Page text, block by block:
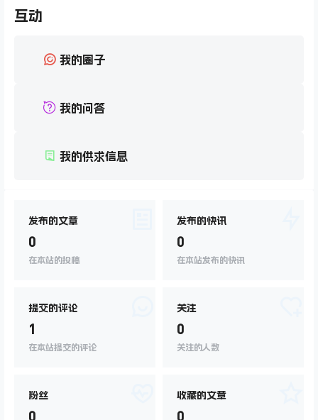
互动
我的圈子
我的问答
我的供求信息
发布的文章
0
在本站的投稿
发布的快讯
0
在本站发布的快讯
提交的评论
1
在本站提交的评论
关注
0
关注的人数
粉丝
0
收藏的文章
0